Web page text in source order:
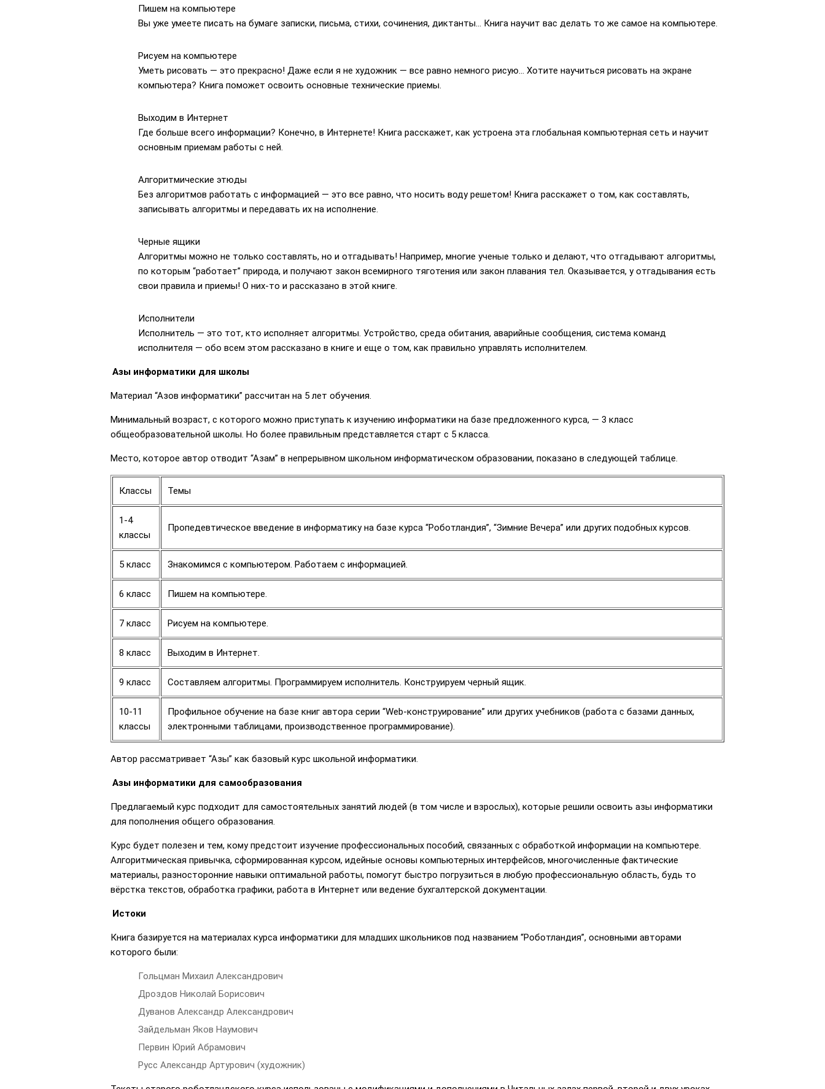
Пишем на компьютере
Вы уже умеете писать на бумаге записки, письма, стихи, сочинения, диктанты… Книга научит вас делать то же самое на компьютере.
Рисуем на компьютере
Уметь рисовать — это прекрасно! Даже если я не художник — все равно немного рисую… Хотите научиться рисовать на экране
компьютера? Книга поможет освоить основные технические приемы.
Выходим в Интернет
Где больше всего информации? Конечно, в Интернете! Книга расскажет, как устроена эта глобальная компьютерная сеть и научит
основным приемам работы с ней.
Алгоритмические этюды
Без алгоритмов работать с информацией — это все равно, что носить воду решетом! Книга расскажет о том, как составлять,
записывать алгоритмы и передавать их на исполнение.
Черные ящики
Алгоритмы можно не только составлять, но и отгадывать! Например, многие ученые только и делают, что отгадывают алгоритмы,
по которым “работает” природа, и получают закон всемирного тяготения или закон плавания тел. Оказывается, у отгадывания есть
свои правила и приемы! О них-то и рассказано в этой книге.
Исполнители
Исполнитель — это тот, кто исполняет алгоритмы. Устройство, среда обитания, аварийные сообщения, система команд
исполнителя — обо всем этом рассказано в книге и еще о том, как правильно управлять исполнителем.
Азы информатики для школы
Материал “Азов информатики” рассчитан на 5 лет обучения.
Минимальный возраст, с которого можно приступать к изучению информатики на базе предложенного курса, — 3 класс
общеобразовательной школы. Но более правильным представляется старт с 5 класса.
Место, которое автор отводит “Азам” в непрерывном школьном информатическом образовании, показано в следующей таблице.
Классы Темы
1-4
классы
Пропедевтическое введение в информатику на базе курса “Роботландия”, “Зимние Вечера” или других подобных курсов.
5 класс Знакомимся с компьютером. Работаем с информацией.
6 класс Пишем на компьютере.
7 класс Рисуем на компьютере.
8 класс Выходим в Интернет.
9 класс Составляем алгоритмы. Программируем исполнитель. Конструируем черный ящик.
10-11
классы
Профильное обучение на базе книг автора серии “Web-конструирование” или других учебников (работа с базами данных,
электронными таблицами, производственное программирование).
Автор рассматривает “Азы” как базовый курс школьной информатики.
Азы информатики для самообразования
Предлагаемый курс подходит для самостоятельных занятий людей (в том числе и взрослых), которые решили освоить азы информатики
для пополнения общего образования.
Курс будет полезен и тем, кому предстоит изучение профессиональных пособий, связанных с обработкой информации на компьютере.
Алгоритмическая привычка, сформированная курсом, идейные основы компьютерных интерфейсов, многочисленные фактические
материалы, разносторонние навыки оптимальной работы, помогут быстро погрузиться в любую профессиональную область, будь то
вёрстка текстов, обработка графики, работа в Интернет или ведение бухгалтерской документации.
Истоки
Книга базируется на материалах курса информатики для младших школьников под названием “Роботландия”, основными авторами
которого были:
Гольцман Михаил Александрович
Дроздов Николай Борисович
Дуванов Александр Александрович
Зайдельман Яков Наумович
Первин Юрий Абрамович
Русс Александр Артурович (художник)